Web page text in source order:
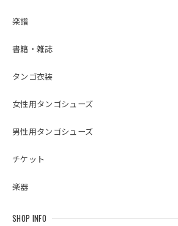
楽譜
書籍・雑誌
タンゴ衣装
女性用タンゴシューズ
男性用タンゴシューズ
チケット
楽器
SHOP INFO